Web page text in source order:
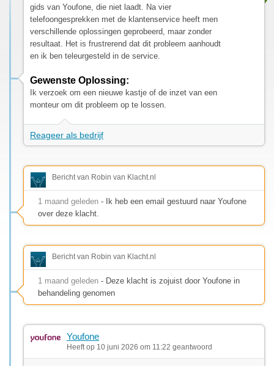
gids van Youfone, die niet laadt. Na vier
telefoongesprekken met de klantenservice heeft men
verschillende oplossingen geprobeerd, maar zonder
resultaat. Het is frustrerend dat dit probleem aanhoudt
en ik ben teleurgesteld in de service.
Gewenste Oplossing:
Ik verzoek om een nieuwe kastje of de inzet van een
monteur om dit probleem op te lossen.
Reageer als bedrijf
Bericht van Robin van Klacht.nl
1 maand geleden - Ik heb een email gestuurd naar Youfone
over deze klacht.
Bericht van Robin van Klacht.nl
1 maand geleden - Deze klacht is zojuist door Youfone in
behandeling genomen
Youfone
Heeft op 10 juni 2026 om 11:22 geantwoord